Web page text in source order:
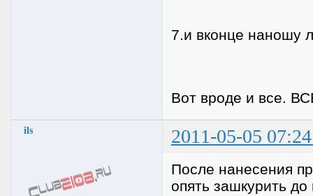
7.и вконце наношу
Вот вроде и все.
ils 2011-05-05
После нанесения
опять зашкурить